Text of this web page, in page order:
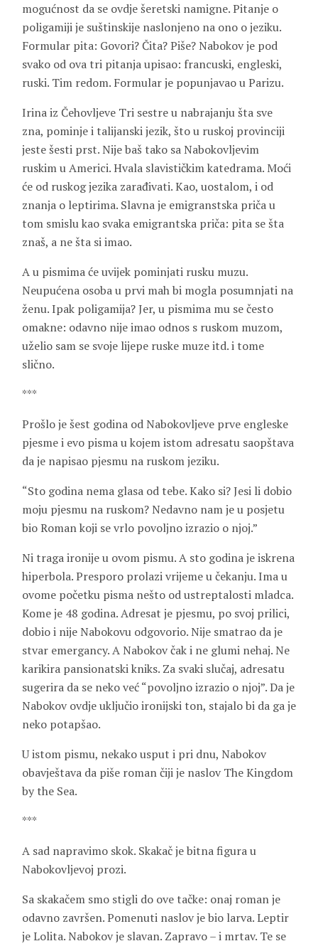
mogućnost da se ovdje šeretski namigne. Pitanje o
poligamiji je suštinskije naslonjeno na ono o jeziku.
Formular pita: Govori? Čita? Piše? Nabokov je pod
svako od ova tri pitanja upisao: francuski, engleski,
ruski. Tim redom. Formular je popunjavao u Parizu.
Irina iz Čehovljeve Tri sestre u nabrajanju šta sve
zna, pominje i talijanski jezik, što u ruskoj provinciji
jeste šesti prst. Nije baš tako sa Nabokovljevim
ruskim u Americi. Hvala slavističkim katedrama. Moći
će od ruskog jezika zarađivati. Kao, uostalom, i od
znanja o leptirima. Slavna je emigranstska priča u
tom smislu kao svaka emigrantska priča: pita se šta
znaš, a ne šta si imao.
A u pismima će uvijek pominjati rusku muzu.
Neupućena osoba u prvi mah bi mogla posumnjati na
ženu. Ipak poligamija? Jer, u pismima mu se često
omakne: odavno nije imao odnos s ruskom muzom,
uželio sam se svoje lijepe ruske muze itd. i tome
slično.
***
Prošlo je šest godina od Nabokovljeve prve engleske
pjesme i evo pisma u kojem istom adresatu saopštava
da je napisao pjesmu na ruskom jeziku.
“Sto godina nema glasa od tebe. Kako si? Jesi li dobio
moju pjesmu na ruskom? Nedavno nam je u posjetu
bio Roman koji se vrlo povoljno izrazio o njoj.”
Ni traga ironije u ovom pismu. A sto godina je iskrena
hiperbola. Presporo prolazi vrijeme u čekanju. Ima u
ovome početku pisma nešto od ustreptalosti mladca.
Kome je 48 godina. Adresat je pjesmu, po svoj prilici,
dobio i nije Nabokovu odgovorio. Nije smatrao da je
stvar emergancy. A Nabokov čak i ne glumi nehaj. Ne
karikira pansionatski kniks. Za svaki slučaj, adresatu
sugerira da se neko već “povoljno izrazio o njoj”. Da je
Nabokov ovdje uključio ironijski ton, stajalo bi da ga je
neko potapšao.
U istom pismu, nekako usput i pri dnu, Nabokov
obavještava da piše roman čiji je naslov The Kingdom
by the Sea.
***
A sad napravimo skok. Skakač je bitna figura u
Nabokovljevoj prozi.
Sa skakačem smo stigli do ove tačke: onaj roman je
odavno završen. Pomenuti naslov je bio larva. Leptir
je Lolita. Nabokov je slavan. Zapravo – i mrtav. Te se